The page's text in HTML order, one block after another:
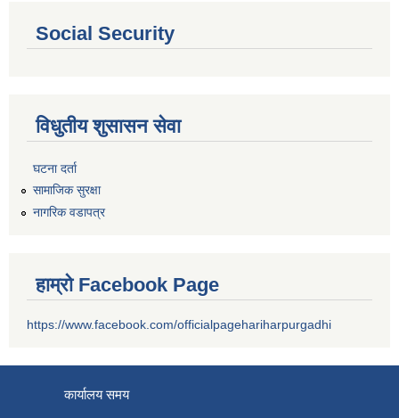
Social Security
विधुतीय शुसासन सेवा
घटना दर्ता
सामाजिक सुरक्षा
नागरिक वडापत्र
हाम्रो Facebook Page
https://www.facebook.com/officialpagehariharpurgadhi
कार्यालय समय